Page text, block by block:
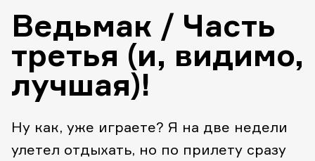
Ведьмак / Часть
третья (и, видимо,
лучшая)!
Ну как, уже играете? Я на две недели
улетел отдыхать, но по прилету сразу